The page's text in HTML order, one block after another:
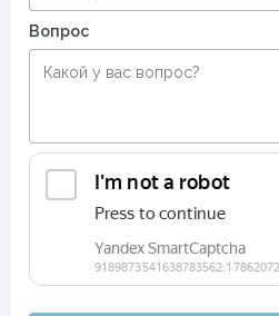
Вопрос